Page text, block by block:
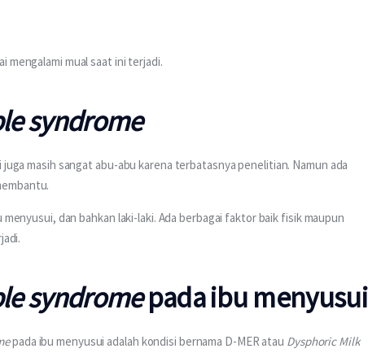
mengalami mual saat ini terjadi.
syndrome
masih sangat abu-abu karena terbatasnya penelitian. Namun ada
dan bahkan laki-laki. Ada berbagai faktor baik fisik maupun
syndromepada ibu menyusui
pada ibu menyusui adalah kondisi bernama D-MER atau Dysphoric Milk